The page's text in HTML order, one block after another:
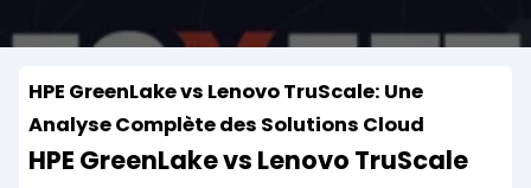
HPE GreenLake vs Lenovo TruScale: Une
Analyse Complète des Solutions Cloud
HPE GreenLake vs Lenovo TruScale